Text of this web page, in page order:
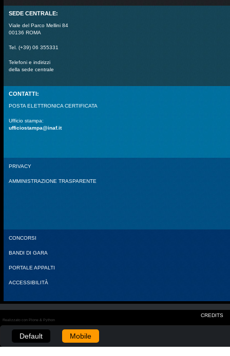
SEDE CENTRALE:
Viale del Parco Mellini 84
00136 ROMA
Tel. (+39) 06 355331
Telefoni e indirizzi
della sede centrale
CONTATTI:
POSTA ELETTRONICA CERTIFICATA
Ufficio stampa:
ufficiostampa@inaf.it
PRIVACY
AMMINISTRAZIONE TRASPARENTE
CONCORSI
BANDI DI GARA
PORTALE APPALTI
ACCESSIBILITÀ
CREDITS
Realizzato con Plone & Python
Default Mobile